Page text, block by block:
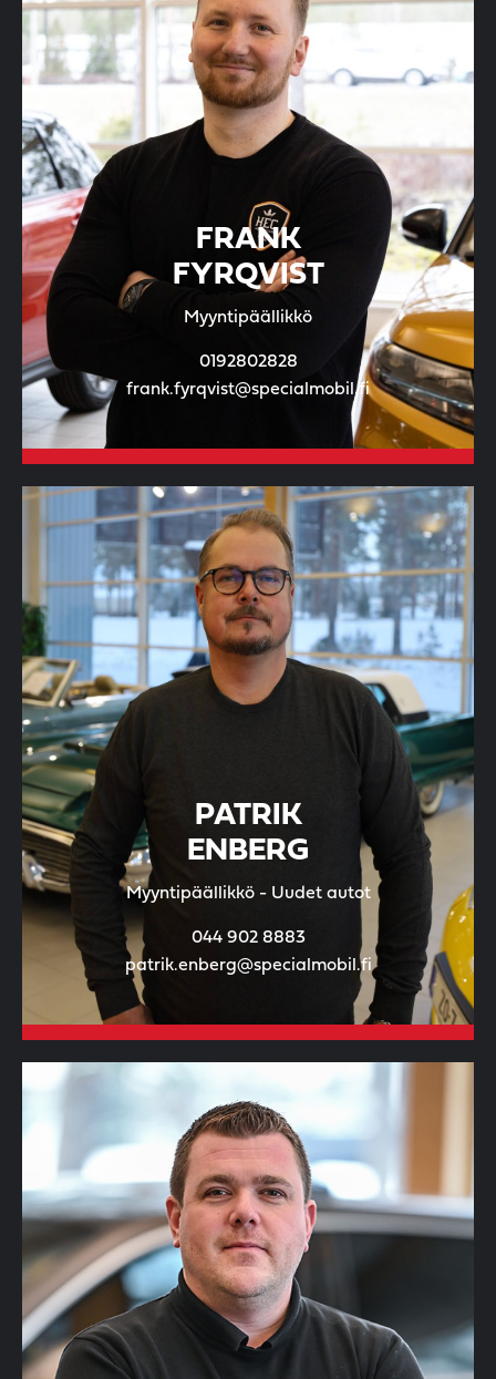
FRANK
FYRQVIST
Myyntipäällikkö
0192802828
frank.fyrqvist@specialmobil.fi
PATRIK
ENBERG
Myyntipäällikkö - Uudet autot
044 902 8883
patrik.enberg@specialmobil.fi